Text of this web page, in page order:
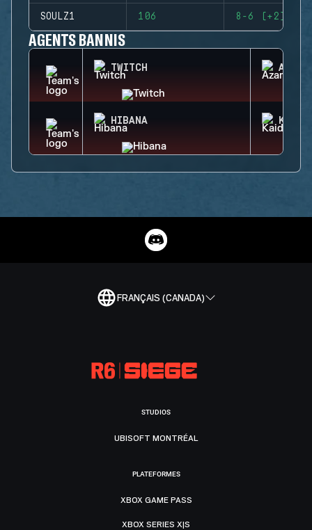
SOULZ1 106 8-6 (+2)
AGENTS BANNIS
TWITCH AZAMI
HIBANA KAID
FRANÇAIS (CANADA)
STUDIOS
UBISOFT MONTRÉAL
PLATEFORMES
XBOX GAME PASS
XBOX SERIES X|S